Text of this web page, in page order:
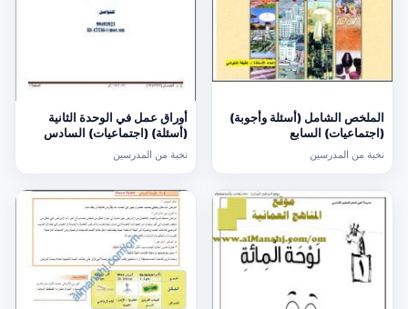
الملخص الشامل (أسئلة وأجوبة)
(اجتماعيات) السابع
نخبة من المدرسين
أوراق عمل في الوحدة الثانية
(أسئلة) (اجتماعيات) السادس
نخبة من المدرسين